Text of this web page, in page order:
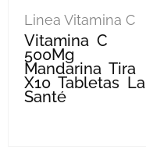
Linea Vitamina C
Vitamina C
500Mg
Mandarina Tira
X10 Tabletas La
Santé